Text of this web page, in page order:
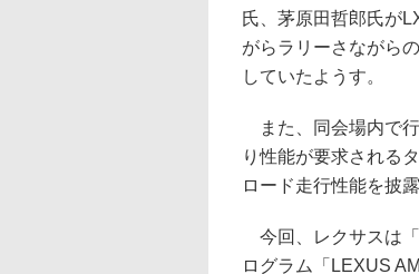
氏、茅原田哲郎氏が
がらラリーさながら
していたようす。
また、同会場内で
り性能が要求される
ロード走行性能を披露
今回、レクサスは
ログラム「LEXUS